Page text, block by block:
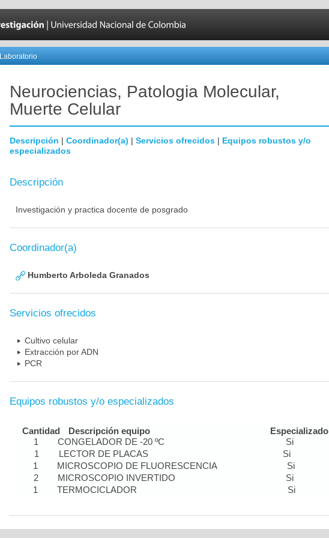
Laboratorio
Neurociencias, Patologia Molecular,
Muerte Celular
Descripción | Coordinador(a) | Servicios ofrecidos | Equipos robustos y/o
especializados
Descripción
Investigación y practica docente de posgrado
Coordinador(a)
Humberto Arboleda Granados
Servicios ofrecidos
Cultivo celular
Extracción por ADN
PCR
Equipos robustos y/o especializados
Cantidad Descripción equipo Especializado
1
CONGELADOR DE -20 ºC Si
1
LECTOR DE PLACAS Si
1
MICROSCOPIO DE FLUORESCENCIA Si
2
MICROSCOPIO INVERTIDO Si
1
TERMOCICLADOR Si